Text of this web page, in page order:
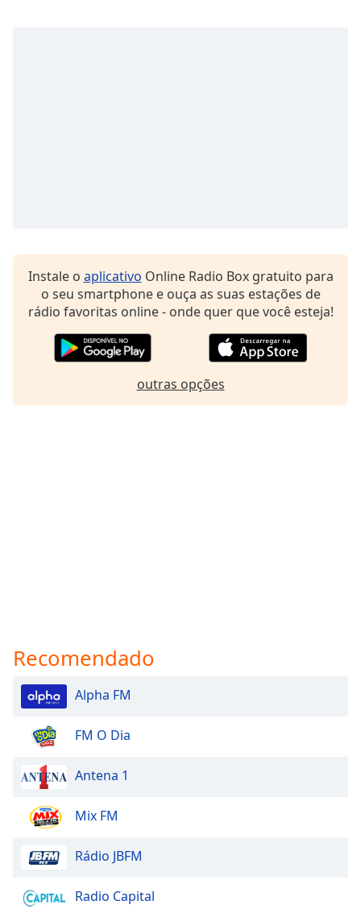
Instale o aplicativo Online Radio Box gratuito para
o seu smartphone e ouça as suas estações de
rádio favoritas online - onde quer que você esteja!
outras opções
Recomendado
Alpha FM
FM O Dia
Antena 1
Mix FM
Rádio JBFM
Radio Capital